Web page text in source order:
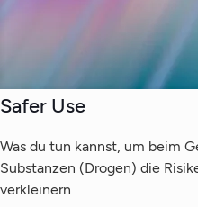
Safer Use
Was du tun kannst, um beim
Substanzen (Drogen) die
verkleinern